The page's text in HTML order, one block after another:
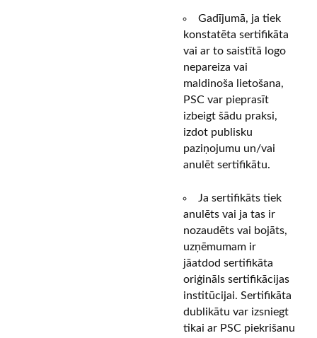
Gadījumā, ja tiek
konstatēta sertifikāta
vai ar to saistītā logo
nepareiza vai
maldinoša lietošana,
PSC var pieprasīt
izbeigt šādu praksi,
izdot publisku
paziņojumu un/vai
anulēt sertifikātu.
Ja sertifikāts tiek
anulēts vai ja tas ir
nozaudēts vai bojāts,
uzņēmumam ir
jāatdod sertifikāta
oriģināls sertifikācijas
institūcijai. Sertifikāta
dublikātu var izsniegt
tikai ar PSC piekrišanu